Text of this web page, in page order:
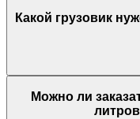
Какой грузовик
Можно ли